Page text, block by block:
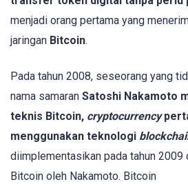
menjadi orang pertama yang
jaringan Bitcoin.
Pada tahun 2008, seseorang yang
nama samaran Satoshi Nakamoto
teknis Bitcoin, cryptocurrency
menggunakan teknologi
diimplementasikan pada tahun 2009
Bitcoin oleh Nakamoto. Bitcoin